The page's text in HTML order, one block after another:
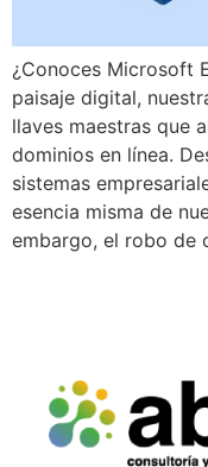
¿Conoces Microsoft
paisaje digital,
llaves maestras que
dominios en línea.
sistemas
esencia misma de
embargo, el robo de